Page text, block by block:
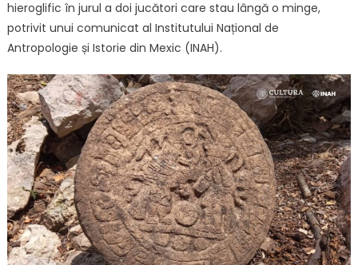
hieroglific în jurul a doi jucători care stau lângă o minge,
potrivit unui comunicat al Institutului Național de
Antropologie și Istorie din Mexic (INAH).